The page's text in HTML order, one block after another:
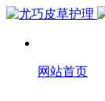
网站首页